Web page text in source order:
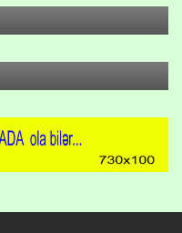
Sən bilirsən